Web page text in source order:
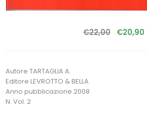
€22,00 €20,90
Autore TARTAGLIA A.
Editore LEVROTTO & BELLA
Anno pubblicazione 2008
N. Vol. 2